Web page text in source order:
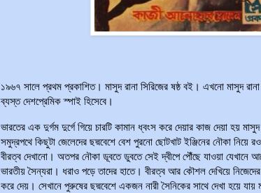
১৯৬৭ সালে প্রথম প্রকাশিত। মাসুদ রানা সিরিজের ষষ্ঠ বই। এখনো মাসুদ রানা
ব্যস্ত দেশপ্রেমিক স্পাই হিসেবে।
ভারতের এক দুর্গম দুর্গে গিয়ে চারটি কামান ধ্বংস করে দেয়ার কাজ দেয়া হয় মাসুদ
সমুদ্রপথে কিছুটা জেলেদের ছদ্মবেশে বেশ পুরনো ছোটখাট ইঞ্জিনের নৌকা নিয়ে
বীরত্ব দেখানো। অতপর নৌকা ডূবতে ডুবতে সেই দ্বীপে পৌঁছে যাওয়া যেখানে
ভারতীয় সৈন্যরা। ধরাও পড়ে তাদের হাতে। বীরত্ব আর কৌশল দেখিয়ে
করে দেয়। সেখানে পুরুষের ছদ্মবেশে একজন নারী সৈনিকের সাথে দেখা হয়ে যায়